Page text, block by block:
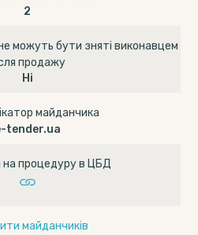
2
можуть бути зняті виконавцем
продажу
Ні
майданчика
tender.ua
на процедуру в ЦБД
майданчиків